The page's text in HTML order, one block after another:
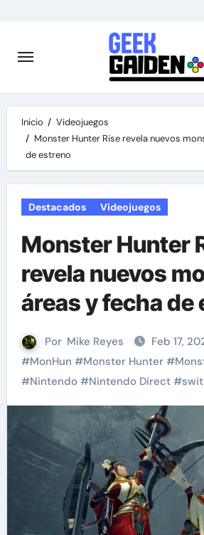
contenido
Inicio
Videojuegos
Monster Hunter Rise revela nuevos
de estreno
Destacados Videojuegos
Monster Hunter
revela nuevos
áreas y fecha de
Por Mike Reyes Feb 17,
#MonHun #Monster Hunter#
#Nintendo#Nintendo Direct#